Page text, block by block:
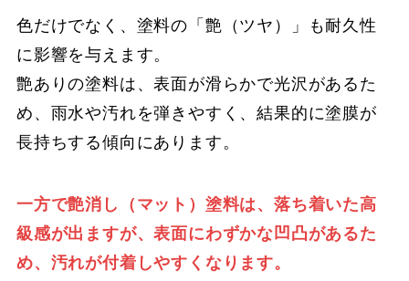
色だけでなく、塗料の「艶（ツヤ）」も耐久性
に影響を与えます。
艶ありの塗料は、表面が滑らかで光沢があるた
め、雨水や汚れを弾きやすく、結果的に塗膜が
長持ちする傾向にあります。
一方で艶消し（マット）塗料は、落ち着いた高
級感が出ますが、表面にわずかな凹凸があるた
め、汚れが付着しやすくなります。